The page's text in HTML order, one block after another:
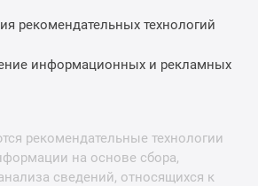
рекомендательных технологий
информационных и рекламных
рекомендательные технологии
на основе сбора,
сведений, относящихся к